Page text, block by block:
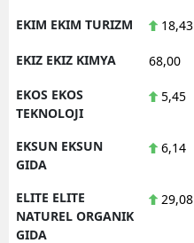
EKIM EKIM TURIZM 18,43
EKIZ EKIZ KIMYA 68,00
EKOS EKOS
TEKNOLOJI
5,45
EKSUN EKSUN
GIDA
6,14
ELITE ELITE
NATUREL ORGANIK
GIDA
29,08